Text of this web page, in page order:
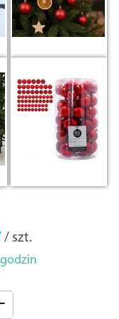
/ szt.